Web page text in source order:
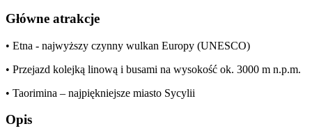
Główne atrakcje
• Etna - najwyższy czynny wulkan Europy (UNESCO)
• Przejazd kolejką linową i busami na wysokość ok. 3000 m n.p.m.
• Taorimina – najpiękniejsze miasto Sycylii
Opis